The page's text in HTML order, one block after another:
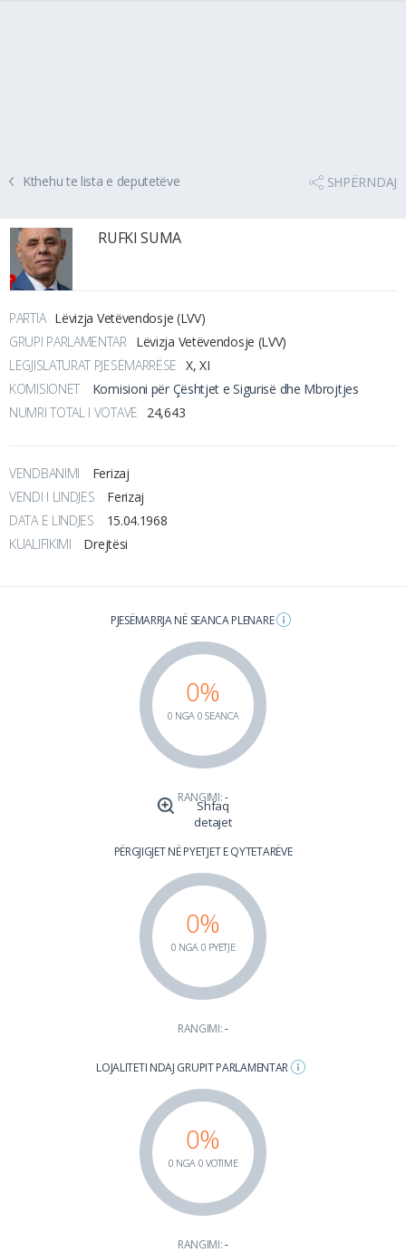
Kthehu te lista e deputetëve SHPËRNDAJ
RUFKI SUMA
PARTIA Lëvizja Vetëvendosje (LVV)
GRUPI PARLAMENTAR
Lëvizja Vetëvendosje (LVV)
LEGJISLATURAT PJESËMARRËSE X, XI
KOMISIONET
Komisioni për Çështjet e Sigurisë dhe Mbrojtjes
NUMRI TOTAL I VOTAVE
24,643
VENDBANIMI
Ferizaj
VENDI I LINDJES
Ferizaj
DATA E LINDJES
15.04.1968
KUALIFIKIMI
Drejtësi
PJESËMARRJA NË SEANCA PLENARE
0%
0 NGA 0 SEANCA
RANGIMI:-
Shfaq
detajet
PËRGJIGJET NË PYETJET E QYTETARËVE
0%
0 NGA 0 PYETJE
RANGIMI:-
LOJALITETI NDAJ GRUPIT PARLAMENTAR
0%
0 NGA 0 VOTIME
RANGIMI:-